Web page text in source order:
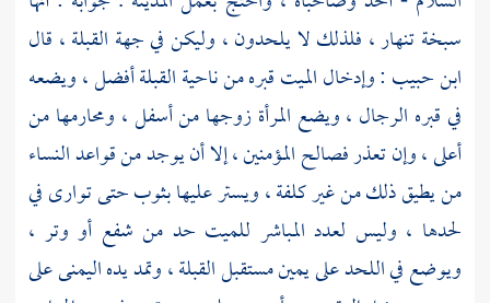
سبخة تنهار ، فلذلك لا يلحدون ، وليكن في جهة القبلة ، قال
ابن حبيب : وإدخال الميت قبره من ناحية القبلة أفضل ، ويضعه
في قبره الرجال ، ويضع المرأة زوجها من أسفل ، ومحارمها من
أعلى ، وإن تعذر فصالح المؤمنين ، إلا أن يوجد من قواعد النساء
من يطيق ذلك من غير كلفة ، ويستر عليها بثوب حتى توارى في
لحدها ، وليس لعدد المباشر للميت حد من شفع أو وتر ،
ويوضع في اللحد على يمين مستقبل القبلة ، وتمد يده اليمنى على